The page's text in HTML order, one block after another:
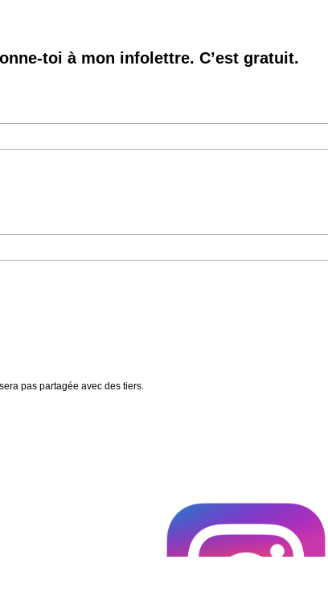
toi à mon infolettre. C’est gratuit.
pas partagée avec des tiers.